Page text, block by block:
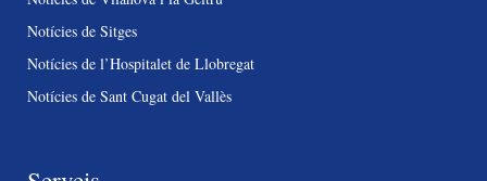
Notícies de Sitges
Notícies de l’Hospitalet de Llobregat
Notícies de Sant Cugat del Vallès